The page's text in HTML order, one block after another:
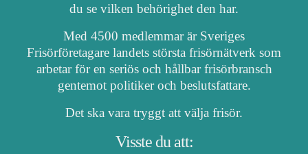
du se vilken behörighet den har.
Med 4500 medlemmar är Sveriges
Frisörföretagare landets största frisörnätverk som
arbetar för en seriös och hållbar frisörbransch
gentemot politiker och beslutsfattare.
Det ska vara tryggt att välja frisör.
Visste du att: